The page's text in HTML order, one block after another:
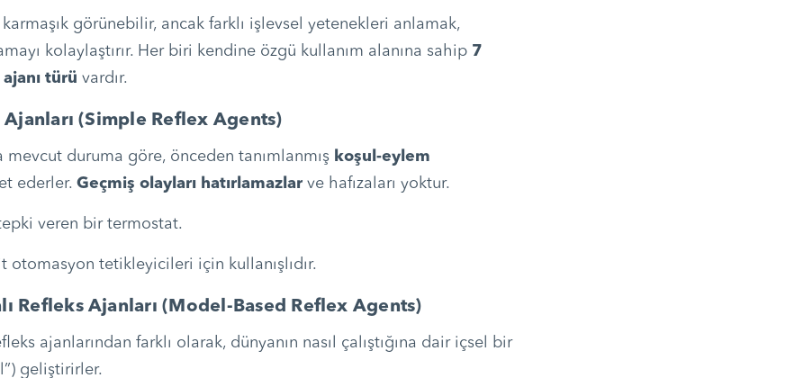
görünebilir, ancak farklı işlevsel yetenekleri anlamak,
kolaylaştırır. Her biri kendine özgü kullanım alanına sahip 7
türü vardır.
Ajanları (Simple Reflex Agents)
mevcut duruma göre, önceden tanımlanmış koşul-eylem
ederler. Geçmiş olayları hatırlamazlar ve hafızaları yoktur.
tepki veren bir termostat.
otomasyon tetikleyicileri için kullanışlıdır.
Refleks Ajanları (Model-Based Reflex Agents)
ajanlarından farklı olarak, dünyanın nasıl çalıştığına dair içsel bir
geliştirirler.